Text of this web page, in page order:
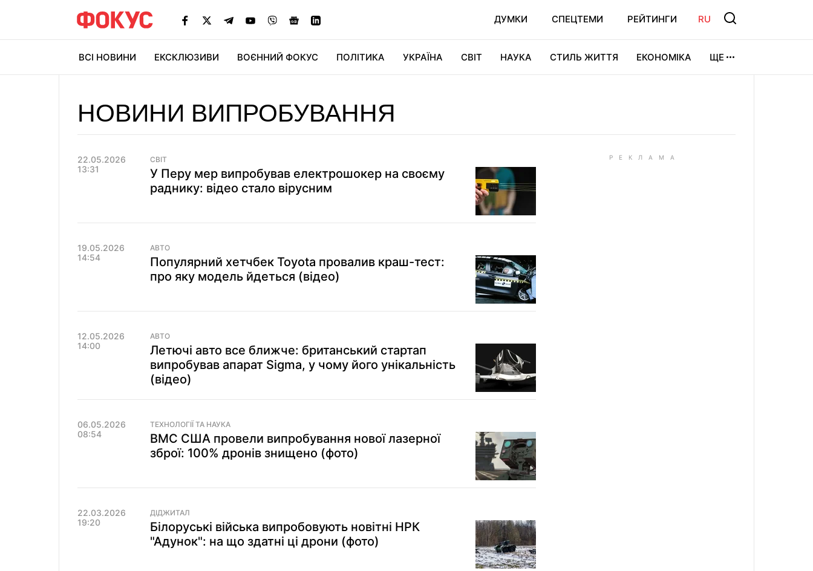
ДУМКИ СПЕЦТЕМИ РЕЙТИНГИ RU
ВСІ НОВИНИ ЕКСКЛЮЗИВИ ВОЄННИЙ ФОКУС ПОЛІТИКА УКРАЇНА СВІТ НАУКА СТИЛЬ ЖИТТЯ ЕКОНОМІКА ЩЕ
НОВИНИ ВИПРОБУВАННЯ
22.05.2026
13:31
СВІТ
У Перу мер випробував електрошокер на своєму
раднику: відео стало вірусним
19.05.2026
14:54
АВТО
Популярний хетчбек Toyota провалив краш-тест:
про яку модель йдеться (відео)
12.05.2026
14:00
АВТО
Летючі авто все ближче: британський стартап
випробував апарат Sigma, у чому його унікальність
(відео)
06.05.2026
08:54
ТЕХНОЛОГІЇ ТА НАУКА
ВМС США провели випробування нової лазерної
зброї: 100% дронів знищено (фото)
22.03.2026
19:20
ДІДЖИТАЛ
Білоруські війська випробовують новітні НРК
"Адунок": на що здатні ці дрони (фото)